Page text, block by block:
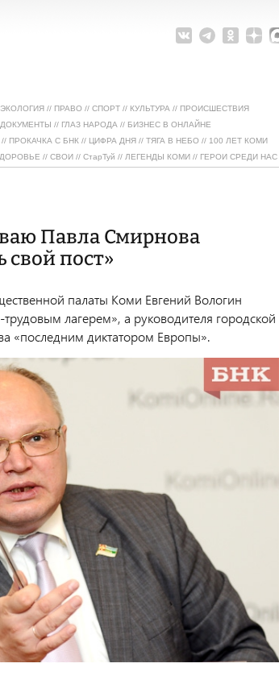
ЭКОЛОГИЯ // ПРАВО // СПОРТ // КУЛЬТУРА // ПРОИСШЕСТВИЯ
ДОКУМЕНТЫ // ГЛАЗ НАРОДА // БИЗНЕС В ОНЛАЙНЕ
// ПРОКАЧКА С БНК // ЦИФРА ДНЯ // ТЯГА В НЕБО // 100 ЛЕТ КОМИ
// СВОИ // СтарТуй // ЛЕГЕНДЫ КОМИ // ГЕРОИ СРЕДИ НАС
Павла Смирнова
свой пост»
палаты Коми Евгений Вологин
лагерем», а руководителя городской
«последним диктатором Европы».